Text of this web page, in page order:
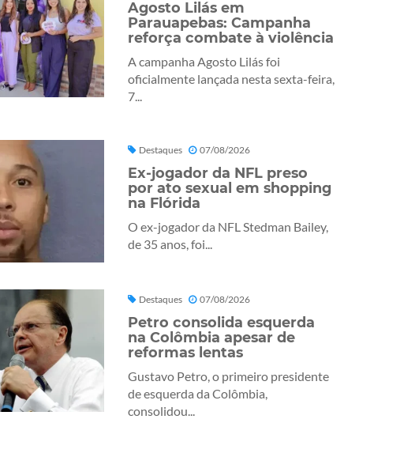
Agosto Lilás em
Parauapebas: Campanha
reforça combate à violência
A campanha Agosto Lilás foi
oficialmente lançada nesta sexta-feira,
7...
Destaques 07/08/2026
Ex-jogador da NFL preso
por ato sexual em shopping
na Flórida
O ex-jogador da NFL Stedman Bailey,
de 35 anos, foi...
Destaques 07/08/2026
Petro consolida esquerda
na Colômbia apesar de
reformas lentas
Gustavo Petro, o primeiro presidente
de esquerda da Colômbia,
consolidou...